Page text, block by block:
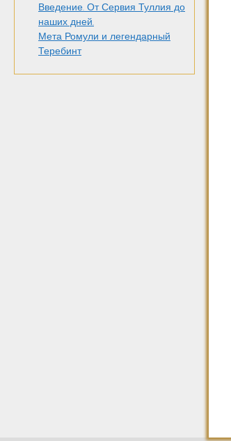
Введение. От Сервия Туллия до
наших дней.
Мета Ромули и легендарный
Теребинт